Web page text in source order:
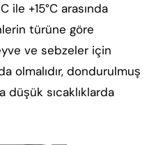
ile +15°C arasında
türüne göre
ve sebzeler için
olmalıdır, dondurulmuş
düşük sıcaklıklarda